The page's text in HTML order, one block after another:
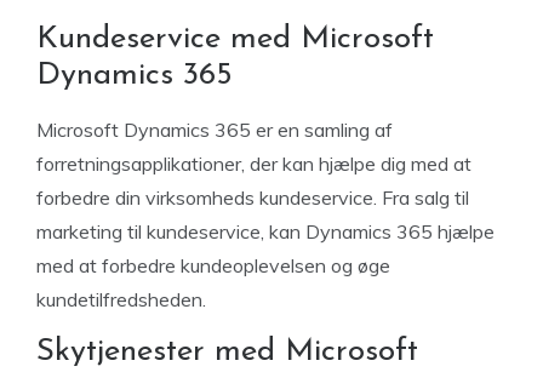
Kundeservice med Microsoft
Dynamics 365
Microsoft Dynamics 365 er en samling af
forretningsapplikationer, der kan hjælpe dig med at
forbedre din virksomheds kundeservice. Fra salg til
marketing til kundeservice, kan Dynamics 365 hjælpe
med at forbedre kundeoplevelsen og øge
kundetilfredsheden.
Skytjenester med Microsoft